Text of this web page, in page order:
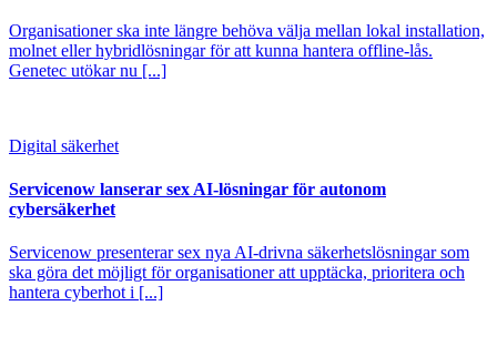
Organisationer ska inte längre behöva välja mellan lokal installation,
molnet eller hybridlösningar för att kunna hantera offline-lås.
Genetec utökar nu [...]
Digital säkerhet
Servicenow lanserar sex AI-lösningar för autonom
cybersäkerhet
Servicenow presenterar sex nya AI-drivna säkerhetslösningar som
ska göra det möjligt för organisationer att upptäcka, prioritera och
hantera cyberhot i [...]